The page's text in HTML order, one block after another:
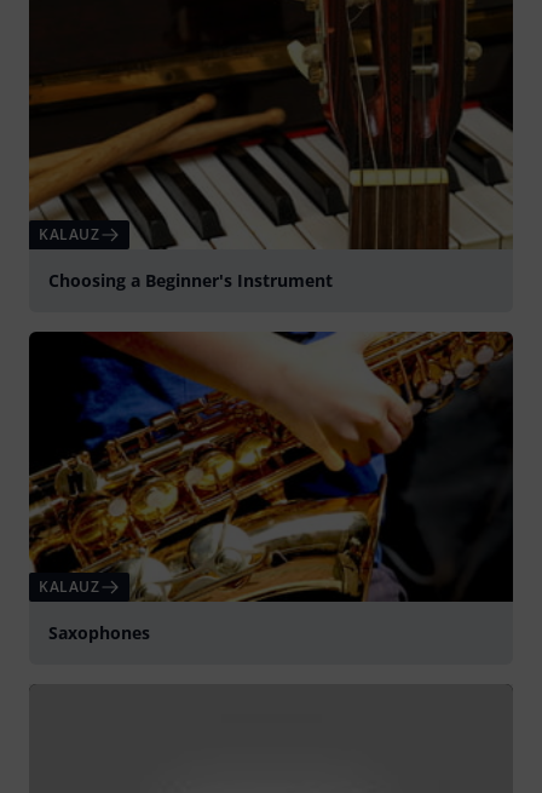
KALAUZ
Choosing a Beginner's Instrument
KALAUZ
Saxophones